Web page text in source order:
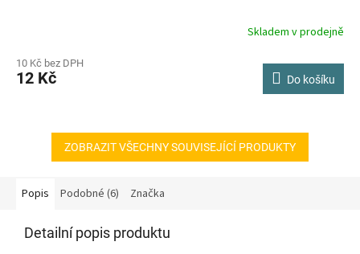
Skladem v prodejně
10 Kč bez DPH
12 Kč Do košíku
ZOBRAZIT VŠECHNY SOUVISEJÍCÍ PRODUKTY
Popis Podobné (6) Značka
Detailní popis produktu